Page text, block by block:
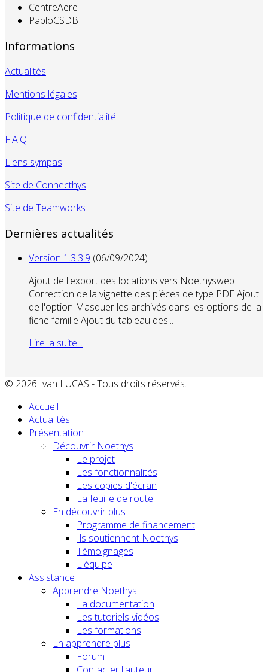
CentreAere
PabloCSDB
Informations
Actualités
Mentions légales
Politique de confidentialité
F.A.Q.
Liens sympas
Site de Connecthys
Site de Teamworks
Dernières actualités
Version 1.3.3.9 (06/09/2024)
Ajout de l'export des locations vers Noethysweb
Correction de la vignette des pièces de type PDF Ajout
de l'option Masquer les archivés dans les options de la
fiche famille Ajout du tableau des...
Lire la suite...
© 2026 Ivan LUCAS - Tous droits réservés.
Accueil
Actualités
Présentation
Découvrir Noethys
Le projet
Les fonctionnalités
Les copies d'écran
La feuille de route
En découvrir plus
Programme de financement
Ils soutiennent Noethys
Témoignages
L'équipe
Assistance
Apprendre Noethys
La documentation
Les tutoriels vidéos
Les formations
En apprendre plus
Forum